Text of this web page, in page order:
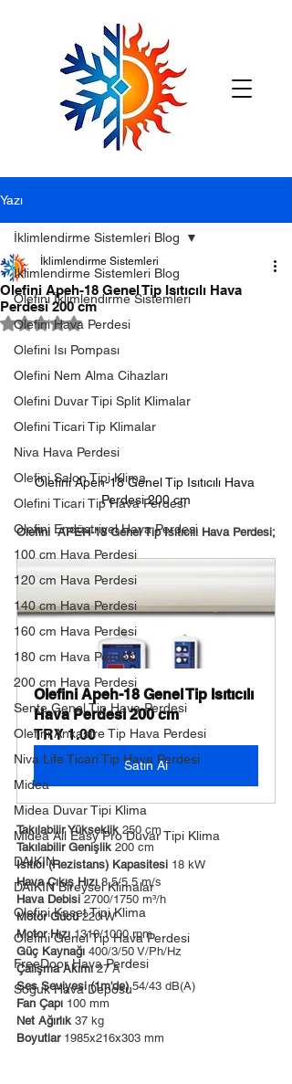
Yazı
İklimlendirme Sistemleri Blog
Olefini İklimlendirme Sistemleri
Olefini Hava Perdesi
Olefini Isı Pompası
Olefini Nem Alma Cihazları
Olefini Duvar Tipi Split Klimalar
Olefini Ticari Tip Klimalar
Niva Hava Perdesi
Olefini Salon Tipi Klima
Olefini Ticari Tip Hava Perdesi
Olefini Endüstriyel Hava Perdesi
100 cm Hava Perdesi
120 cm Hava Perdesi
140 cm Hava Perdesi
160 cm Hava Perdesi
180 cm Hava Perdesi
200 cm Hava Perdesi
Sente Genel Tip Hava Perdesi
Olefini Ankastre Tip Hava Perdesi
Niva Life Ticari Tip Hava Perdesi
Midea
Midea Duvar Tipi Klima
Midea All Easy Pro Duvar Tipi Klima
DAIKIN
DAIKIN Bireysel Klimalar
Olefini Kaset Tipi Klima
Olefini Genel Tip Hava Perdesi
FreeDoor Hava Perdesi
Soğuk Hava Deposu
İklimlendirme Sistemleri Blog
Olefini Apeh-18 Genel Tip Isıtıcılı Hava
Perdesi 200 cm
İklimlendirme Sistemleri
5 üzerinden NaN yıldız
Olefini Apeh-18 Genel Tip Isıtıcılı Hava
Perdesi 200 cm
Olefini  APEH-18 Genel Tip Isıtıcılı Hava Perdesi;
Olefini Apeh-18 Genel Tip Isıtıcılı
Hava Perdesi 200 cm
TRY 1.00
Satın Al
Takılabilir Yükseklik 250 cm
Takılabilir Genişlik 200 cm
Isıtıcı (Rezistans) Kapasitesi 18 kW
Hava Çıkış Hızı 8.5/5.5 m/s
Hava Debisi 2700/1750 m³/h
Motor Gücü 220 W
Motor Hızı 1310/1000 rpm
Güç Kaynağı 400/3/50 V/Ph/Hz
Çalışma Akımı 27 A
Ses Seviyesi (1m'de) 54/43 dB(A)
Fan Çapı 100 mm
Net Ağırlık 37 kg
Boyutlar 1985x216x303 mm